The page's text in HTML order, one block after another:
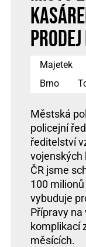
prodej
Majetek
Brno
Městská
policejní
ředitelství
vojenských
ČR jsme
100
vybuduje
Přípravy
komplikací
měsících.